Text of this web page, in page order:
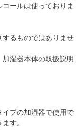
ールは使っておりま
するものではありませ
加湿器本体の取扱説明
プの加湿器で使用で
す。